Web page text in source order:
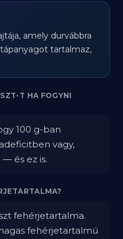
amely durvábbra
tartalmaz,
T HA FOGYNI
100 g-ban
vagy,
és ez is.
fehérjetartalma.
fehérjetartalmú